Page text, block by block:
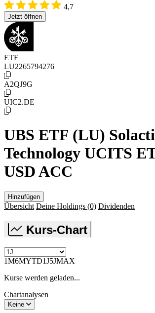
4,7
Jetzt öffnen
ETF
LU2265794276
A2QJ9G
UIC2.DE
UBS ETF (LU)
Technology UCITS
USD ACC
Hinzufügen
Übersicht Deine Holdings (0) Dividenden
Kurs-Chart
1M6MYTD1J5JMAX
Kurse werden geladen...
Chartanalysen
Keine